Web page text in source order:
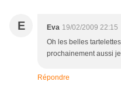
E Eva 19/02/2009 22:15
Oh les belles
prochainement aussi
Répondre